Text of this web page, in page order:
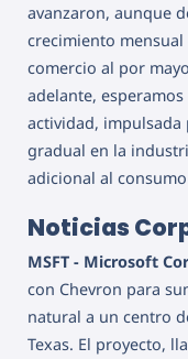
avanzaron, aunque
crecimiento
comercio al por
adelante,
actividad,
gradual en la
adicional al
Noticias
MSFT - Microsoft
con Chevron para
natural a un centro
Texas. El proyecto,